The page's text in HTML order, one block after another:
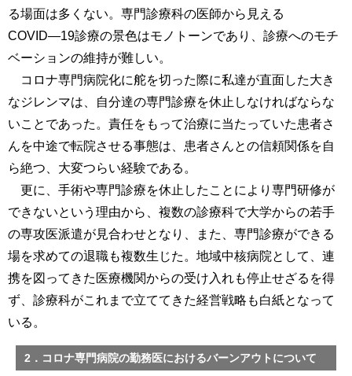
る場面は多くない。専門診療科の医師から見える
COVID―19診療の景色はモノトーンであり、診療へのモチ
ベーションの維持が難しい。
コロナ専門病院化に舵を切った際に私達が直面した大き
なジレンマは、自分達の専門診療を休止しなければならな
いことであった。責任をもって治療に当たっていた患者さ
んを中途で転院させる事態は、患者さんとの信頼関係を自
ら絶つ、大変つらい経験である。
更に、手術や専門診療を休止したことにより専門研修が
できないという理由から、複数の診療科で大学からの若手
の専攻医派遣が見合わせとなり、また、専門診療ができる
場を求めての退職も複数生じた。地域中核病院として、連
携を図ってきた医療機関からの受け入れも停止せざるを得
ず、診療科がこれまで立ててきた経営戦略も白紙となって
いる。
2．コロナ専門病院の勤務医におけるバーンアウトについて